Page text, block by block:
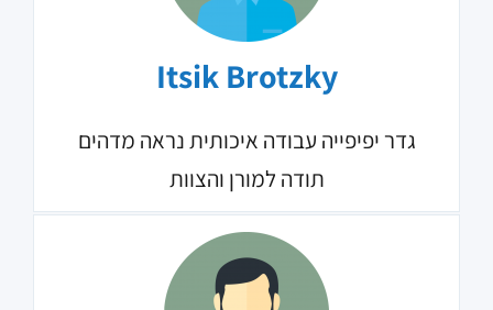
Itsik Brotzky
גדר יפיפייה עבודה איכותית נראה מדהים
תודה למורן והצוות